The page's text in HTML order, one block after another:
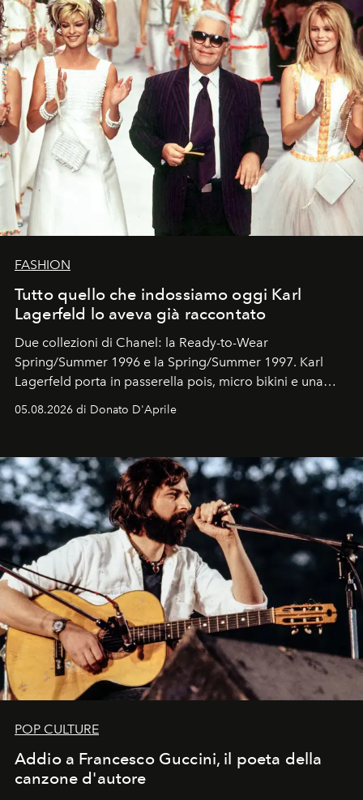
FASHION
Tutto quello che indossiamo oggi Karl
Lagerfeld lo aveva già raccontato
Due collezioni di Chanel: la Ready-to-Wear
Spring/Summer 1996 e la Spring/Summer 1997. Karl
Lagerfeld porta in passerella pois, micro bikini e una
logomania pensata per la spiaggia
Kate, Claudia e Carla una dietro l'altra. Trent'anni dopo,
uno dei documenti più contemporanei che abbiamo.
05.08.2026 di Donato D'Aprile
POP CULTURE
Addio a Francesco Guccini, il poeta della
canzone d'autore